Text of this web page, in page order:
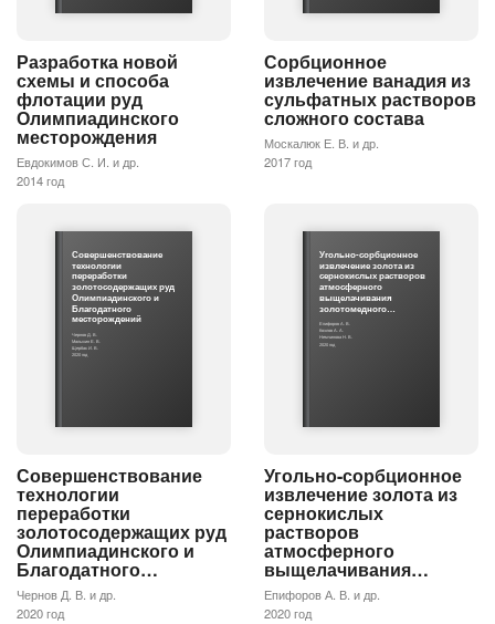
Разработка новой
схемы и способа
флотации руд
Олимпиадинского
месторождения
Евдокимов С. И. и др.
2014 год
Сорбционное
извлечение ванадия из
сульфатных растворов
сложного состава
Москалюк Е. В. и др.
2017 год
Совершенствование
технологии
переработки
золотосодержащих руд
Олимпиадинского и
Благодатного
месторождений
Чернов Д. В.
Малыхин Е. В.
Щербак И. В.
2020 год
Совершенствование
технологии
переработки
золотосодержащих руд
Олимпиадинского и
Благодатного…
Чернов Д. В. и др.
2020 год
Угольно-сорбционное
извлечение золота из
сернокислых растворов
атмосферного
выщелачивания
золотомедного…
Епифоров А. В.
Козлов А. А.
Немчинова Н. В.
2020 год
Угольно-сорбционное
извлечение золота из
сернокислых
растворов
атмосферного
выщелачивания…
Епифоров А. В. и др.
2020 год